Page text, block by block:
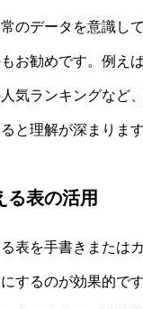
のデータを意識し
お勧めです。例え
気ランキングなど
と理解が深まります
る表の活用
表を手書きまたは
するのが効果的で